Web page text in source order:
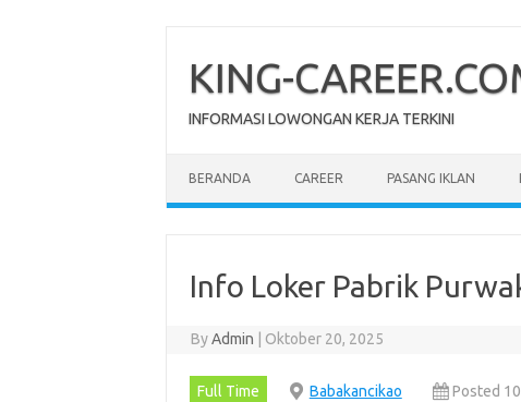
content
KING-
INFORMASI LOWONGAN KERJA TERKINI
BERANDA CAREER PASANG IKLAN
Info Loker Pabrik
ByAdmin Oktober 20, 2025
Full Time Babakancikao Posted